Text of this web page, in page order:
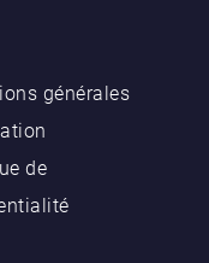
générales
de